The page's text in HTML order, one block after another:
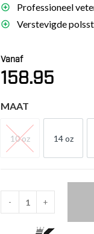
Professioneel
Verstevigde
Vanaf
158.95
MAAT
10 oz
10 OZ
14 oz
14 OZ
- +